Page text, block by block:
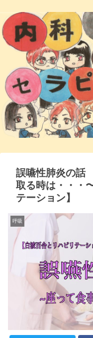
誤嚥性肺炎の
取る時は・・・
テーション】
呼吸